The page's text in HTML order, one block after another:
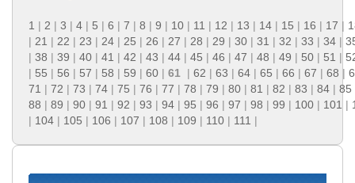
1 | 2 | 3 | 4 | 5 | 6 | 7 | 8 | 9 | 10 | 11 | 12 | 13 | 14 | 15 | 16 | 17 |
| 21 | 22 | 23 | 24 | 25 | 26 | 27 | 28 | 29 | 30 | 31 | 32 | 33 | 34 |
| 38 | 39 | 40 | 41 | 42 | 43 | 44 | 45 | 46 | 47 | 48 | 49 | 50 | 51 |
| 55 | 56 | 57 | 58 | 59 | 60 | 61 | 62 | 63 | 64 | 65 | 66 | 67 | 68 |
71 | 72 | 73 | 74 | 75 | 76 | 77 | 78 | 79 | 80 | 81 | 82 | 83 | 84 | 85
88 | 89 | 90 | 91 | 92 | 93 | 94 | 95 | 96 | 97 | 98 | 99 | 100 | 101 |
| 104 | 105 | 106 | 107 | 108 | 109 | 110 | 111 |